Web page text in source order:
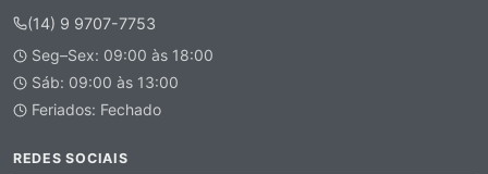
(14) 9 9707-7753
Seg–Sex: 09:00 às 18:00
Sáb: 09:00 às 13:00
Feriados: Fechado
REDES SOCIAIS